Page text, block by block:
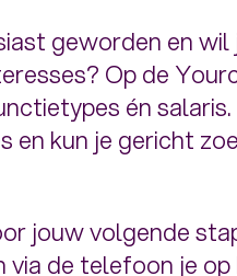
geworden en
Op de
én
en kun je gericht
jouw volgende
de telefoon je